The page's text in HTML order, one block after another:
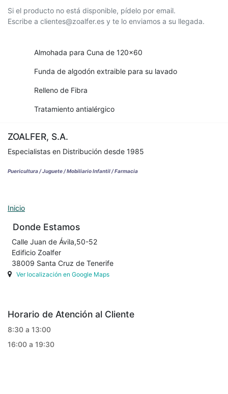
Si el producto no está disponible, pídelo por email.
Escribe a clientes@zoalfer.es y te lo enviamos a su llegada.
Almohada para Cuna de 120x60
Funda de algodón extraible para su lavado
Relleno de Fibra
Tratamiento antialérgico
ZOALFER, S.A.
Especialistas en Distribución desde 1985
Puericultura / Juguete / Mobiliario Infantil / Farmacia
Inicio
Donde Estamos
Calle Juan de Ávila,50-52
Edificio Zoalfer
38009 Santa Cruz de Tenerife
Ver localización en Google Maps
Horario de Atención al Cliente
8:30 a 13:00
16:00 a 19:30